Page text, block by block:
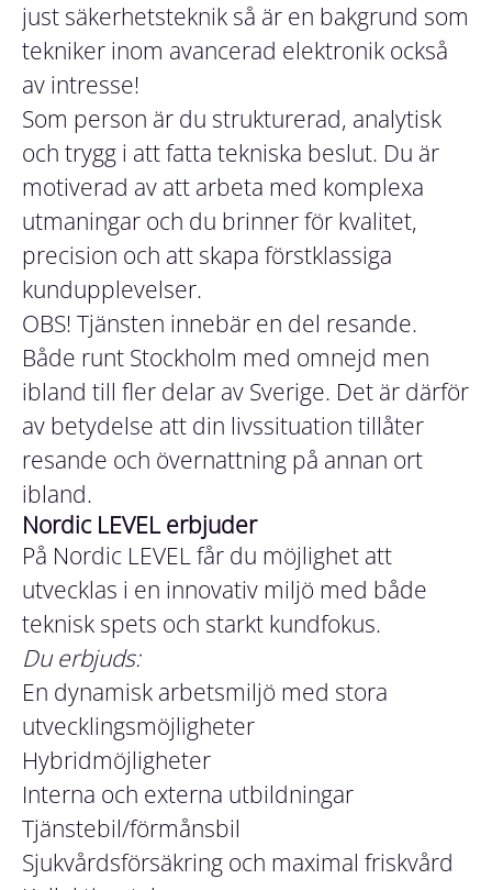
just säkerhetsteknik så är en bakgrund som
tekniker inom avancerad elektronik också
av intresse!
Som person är du strukturerad, analytisk
och trygg i att fatta tekniska beslut. Du är
motiverad av att arbeta med komplexa
utmaningar och du brinner för kvalitet,
precision och att skapa förstklassiga
kundupplevelser.
OBS! Tjänsten innebär en del resande.
Både runt Stockholm med omnejd men
ibland till fler delar av Sverige. Det är därför
av betydelse att din livssituation tillåter
resande och övernattning på annan ort
ibland.
Nordic LEVEL erbjuder
På Nordic LEVEL får du möjlighet att
utvecklas i en innovativ miljö med både
teknisk spets och starkt kundfokus.
Du erbjuds:
En dynamisk arbetsmiljö med stora
utvecklingsmöjligheter
Hybridmöjligheter
Interna och externa utbildningar
Tjänstebil/förmånsbil
Sjukvårdsförsäkring och maximal friskvård